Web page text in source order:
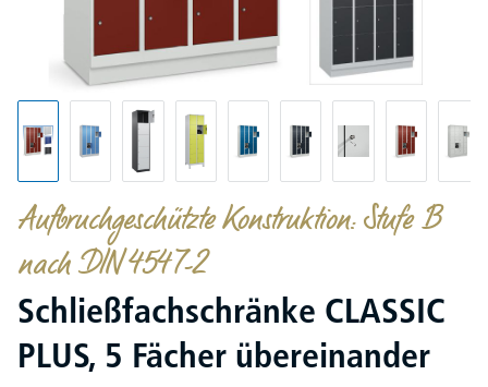
Aufbruchgeschützte Konstruktion: Stufe B
nach DIN 4547-2
Schließfachschränke CLASSIC
PLUS, 5 Fächer übereinander